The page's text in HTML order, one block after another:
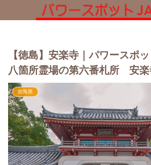
【徳島】安楽寺｜パワースポ
八箇所霊場の第六番札所 安
徳島県